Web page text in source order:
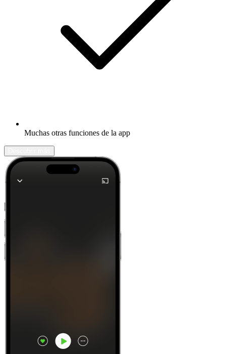
Muchas otras funciones de la app